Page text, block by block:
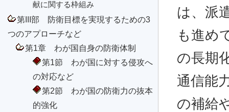
献に関する枠組み
第III部 防衛目標を実現するための3
つのアプローチなど
第1章 わが国自身の防衛体制
第1節 わが国に対する侵攻へ
の対応など
第2節 わが国の防衛力の抜本
的強化
は、派
も進め
の長期
通信能
の補給